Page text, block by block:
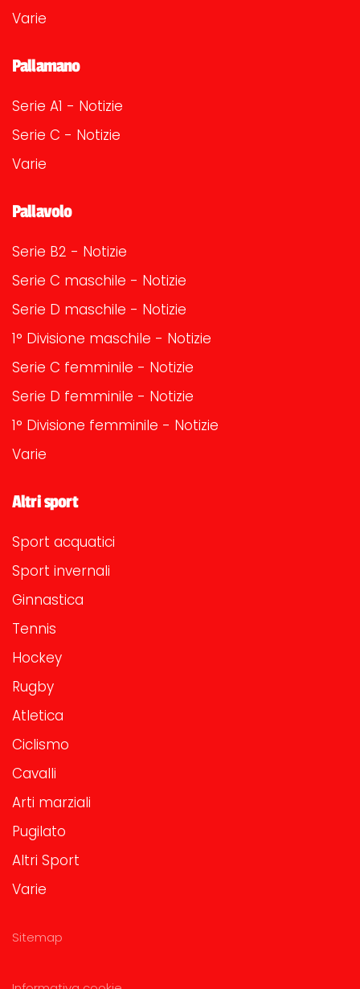
Varie
Pallamano
Serie A1 - Notizie
Serie C - Notizie
Varie
Pallavolo
Serie B2 - Notizie
Serie C maschile - Notizie
Serie D maschile - Notizie
1° Divisione maschile - Notizie
Serie C femminile - Notizie
Serie D femminile - Notizie
1° Divisione femminile - Notizie
Varie
Altri sport
Sport acquatici
Sport invernali
Ginnastica
Tennis
Hockey
Rugby
Atletica
Ciclismo
Cavalli
Arti marziali
Pugilato
Altri Sport
Varie
Sitemap